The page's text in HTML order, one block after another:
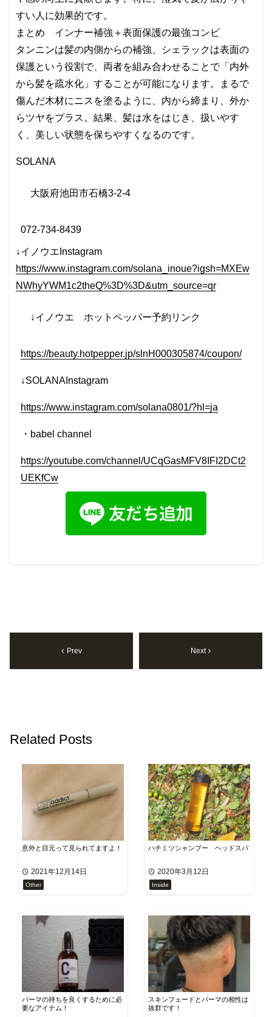
すい人に効果的です。
まとめ インナー補強＋表面保護の最強コンビ
タンニンは髪の内側からの補強、シェラックは表面の
保護という役割で、両者を組み合わせることで「内外
から髪を疏水化」することが可能になります。まるで
傷んだ木材にニスを塗るように、内から締まり、外か
らツヤをプラス。結果、髪は水をはじき、扱いやす
く、美しい状態を保ちやすくなるのです。
SOLANA
大阪府池田市石橋3-2-4
072-734-8439
↓イノウエInstagram
https://www.instagram.com/solana_inoue?igsh=MXEw
NWhyYWM1c2theQ%3D%3D&utm_source=qr
↓イノウエ ホットペッパー予約リンク
https://beauty.hotpepper.jp/slnH000305874/coupon/
↓SOLANAInstagram
https://www.instagram.com/solana0801/?hl=ja
・ babel channel
https://youtube.com/channel/UCqGasMFV8IFI2DCt2
UEKfCw
Prev Next
Related Posts
意外と目元って見られてますよ！
2021年12月14日
Other
ハチミツシャンプー ヘッドスパ
2020年3月12日
Inside
パーマの持ちを良くするために必
要なアイテム！
スキンフェードとパーマの相性は
抜群です！